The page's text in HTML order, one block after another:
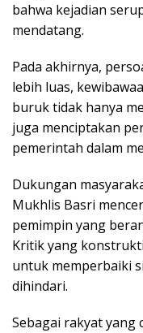
bahwa kejadian
mendatang.
Pada akhirnya,
lebih luas,
buruk tidak hanya
juga menciptakan
pemerintah dalam
Dukungan
Mukhlis Basri
pemimpin yang
Kritik yang
untuk memperbaiki
dihindari.
Sebagai rakyat yang